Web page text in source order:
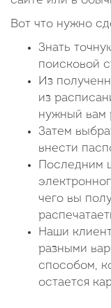
Вот что нужно
Знать
поисковой
Из
из
нужный вам
Затем
внести
Последним
чего вы
Наши
разными
способом,
остается